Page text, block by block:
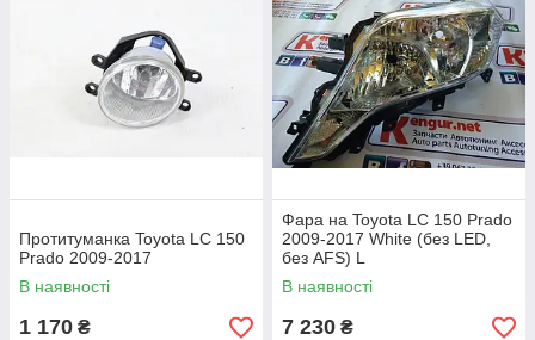
Протитуманка Toyota LC 150
Prado 2009-2017
В наявності
1 170 ₴
Фара на Toyota LC 150 Prado
2009-2017 White (без LED,
без AFS) L
В наявності
7 230 ₴